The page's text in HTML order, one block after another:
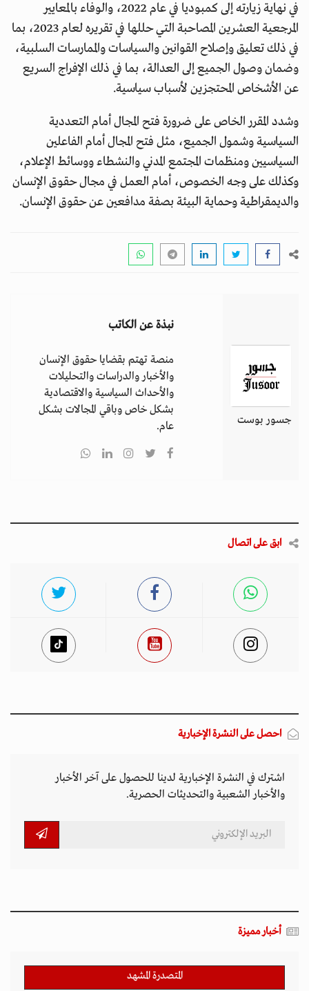
في نهاية زيارته إلى كمبوديا في عام 2022، والوفاء بالمعايير
المرجعية العشرين المصاحبة التي حللها في تقريره لعام 2023، بما
في ذلك تعليق وإصلاح القوانين والسياسات والممارسات السلبية،
وضمان وصول الجميع إلى العدالة، بما في ذلك الإفراج السريع
عن الأشخاص المحتجزين لأسباب سياسية.
وشدد المقرر الخاص على ضرورة فتح المجال أمام التعددية
السياسية وشمول الجميع، مثل فتح المجال أمام الفاعلين
السياسيين ومنظمات المجتمع المدني والنشطاء ووسائط الإعلام،
وكذلك على وجه الخصوص، أمام العمل في مجال حقوق الإنسان
والديمقراطية وحماية البيئة بصفة مدافعين عن حقوق الإنسان.
جسور بوست
نبذة عن الكاتب
منصة تهتم بقضايا حقوق الإنسان
والأخبار والدراسات والتحليلات
والأحداث السياسية والاقتصادية
بشكل خاص وباقي المجالات بشكل
عام.
ابق على اتصال
احصل على النشرة الإخبارية
اشترك في النشرة الإخبارية لدينا للحصول على آخر الأخبار
والأخبار الشعبية والتحديثات الحصرية.
أخبار مميزة
المتصدرة المشهد